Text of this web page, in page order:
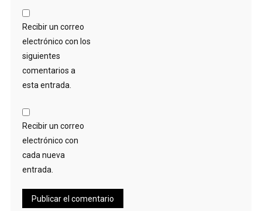
Recibir un correo
electrónico con los
siguientes
comentarios a
esta entrada.
Recibir un correo
electrónico con
cada nueva
entrada.